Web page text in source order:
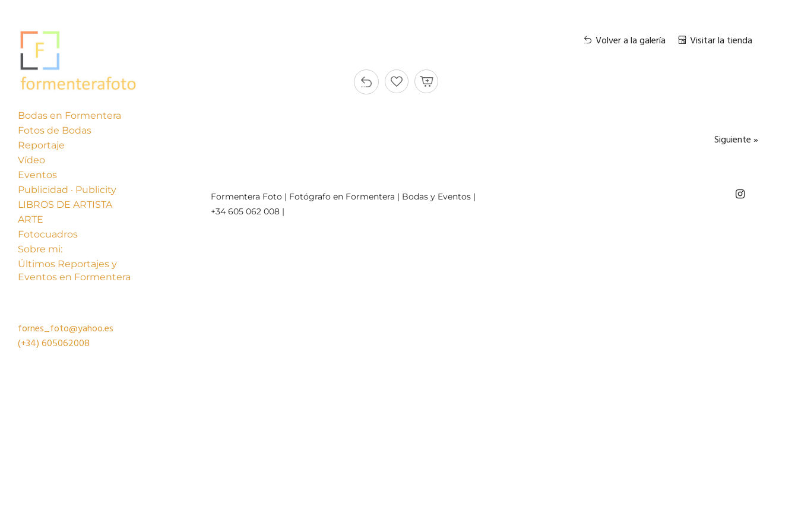
Bodas en Formentera
Fotos de Bodas
Reportaje
Vídeo
Eventos
Publicidad · Publicity
LIBROS DE ARTISTA
ARTE
Fotocuadros
Sobre mi:
Últimos Reportajes y
Eventos en Formentera
fornes_foto@yahoo.es
(+34)605062008
Volver a la galería Visitar la tienda
« Anterior Siguiente »
Formentera Foto | Fotógrafo en Formentera | Bodas y Eventos |
+34 605 062 008 |